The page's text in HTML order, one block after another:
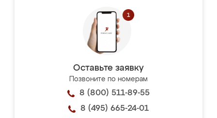
Оставьте заявку
Позвоните по номерам
8 (800) 511-89-55
8 (495) 665-24-01